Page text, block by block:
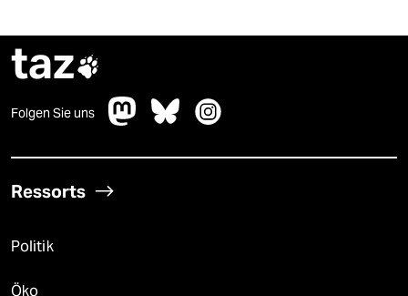
taz
Folgen Sie uns
Ressorts
Politik
Öko